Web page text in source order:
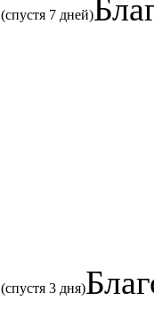
(спустя 7 дней)
(спустя 3 дня)